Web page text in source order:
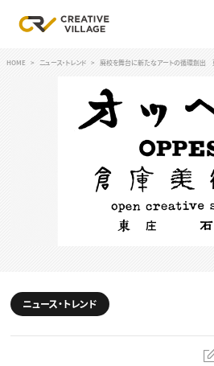
ログイン
クリエイター求人を探す
CREATIVE JOB求人検索
スキルアップしたい！
デザイン
TOP Creator’s コラム
HOME ニュース・トレンド 廃校を舞台に新たなアートの循環創出
ニュース・トレンド